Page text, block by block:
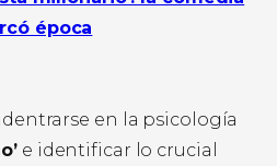
época
en la psicología
e identificar lo crucial